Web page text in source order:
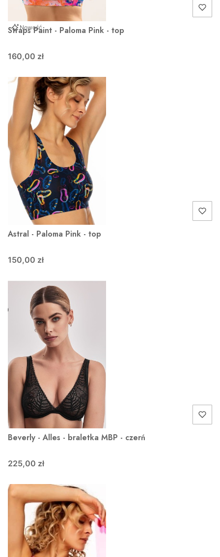
Nowość
Straps Paint - Paloma Pink - top
160,00 zł
Astral - Paloma Pink - top
150,00 zł
Beverly - Alles - braletka MBP - czerń
225,00 zł